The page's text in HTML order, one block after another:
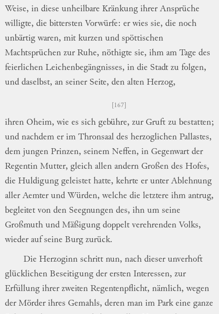
Weise, in diese unheilbare Kränkung ihrer Ansprüche
willigte, die bittersten Vorwürfe: er wies sie, die noch
unbärtig waren, mit kurzen und spöttischen
Machtsprüchen zur Ruhe, nöthigte sie, ihm am Tage des
feierlichen Leichenbegängnisses, in die Stadt zu folgen,
und daselbst, an seiner Seite, den alten Herzog,
167
ihren Oheim, wie es sich gebühre, zur Gruft zu bestatten;
und nachdem er im Thronsaal des herzoglichen Pallastes,
dem jungen Prinzen, seinem Neffen, in Gegenwart der
Regentin Mutter, gleich allen andern Großen des Hofes,
die Huldigung geleistet hatte, kehrte er unter Ablehnung
aller Aemter und Würden, welche die letztere ihm antrug,
begleitet von den Seegnungen des, ihn um seine
Großmuth und Mäßigung doppelt verehrenden Volks,
wieder auf seine Burg zurück.
Die Herzoginn schritt nun, nach dieserunverhoft
glücklichen Beseitigung der ersten Interessen, zur
Erfüllung ihrer zweiten Regentenpflicht, nämlich, wegen
der Mörder ihres Gemahls, deren man im Park eine ganze